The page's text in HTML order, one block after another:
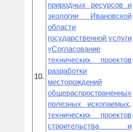
10.
природных ресурсов и
экологии Ивановской
области
государственной услуги
«Согласование
технических проектов
разработки
месторождений
общераспространенных
полезных ископаемых,
технических проектов
строительства и